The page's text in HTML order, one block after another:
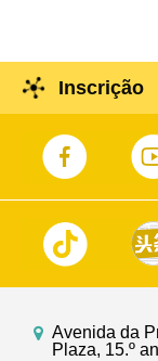
Inscrição
Avenida da
Plaza, 15.º